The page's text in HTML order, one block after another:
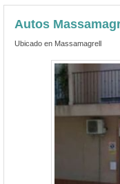
Autos
Ubicado en Massamagrell